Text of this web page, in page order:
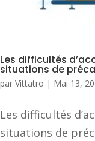
Les difficultés
situations de
par Vittatro | Mai 13,
Les difficultés
situations de